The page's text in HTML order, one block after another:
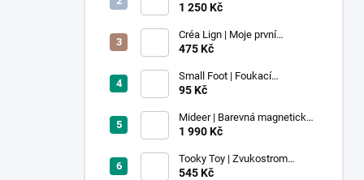
mouchy (1. díl)
1 250 Kč
Créa Lign | Moje první
voskovky - 9 ks
475 Kč
Small Foot | Foukací
lokomotiva s balonkem 1 ks
95 Kč
Mideer | Barevná magnetická
stavebnice - 100 ks
1 990 Kč
Tooky Toy | Zvukostrom
Pastel
545 Kč